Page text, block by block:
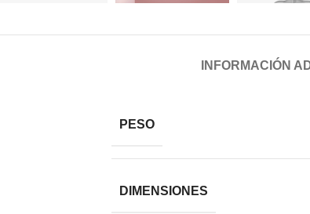
INFORMACIÓN
PESO
DIMENSIONES